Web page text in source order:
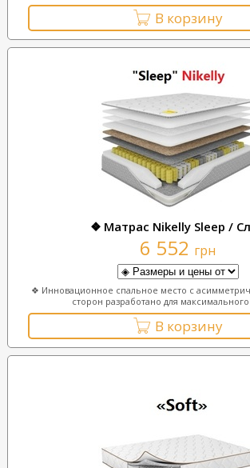
В корзину
❖ Матрас Nikelly Sleep /
6 552 грн
❖ Инновационное спальное место с
сторон разработано для максимального
В корзину